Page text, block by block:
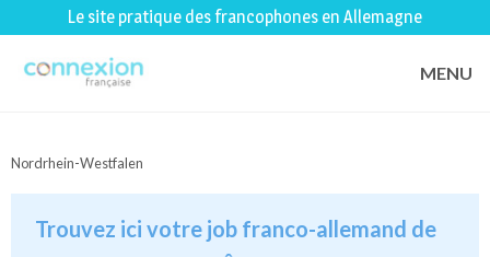
Le site pratique des francophones en Allemagne
MENU
Nordrhein-Westfalen
Trouvez ici votre job franco-allemand de